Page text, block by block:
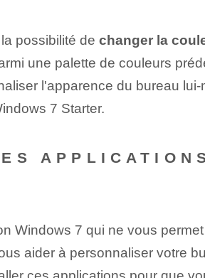
possibilité de changer la
une palette de couleurs
l'apparence du bureau
7 Starter.
Windows 7 qui ne vous
aider à personnaliser votre